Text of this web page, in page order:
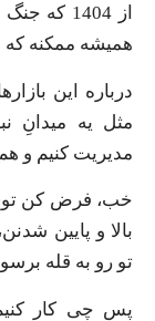
از 1404
همیشه ممکنه که
درباره این
مثل یه میدانِ
مدیریت کنیم و
خب، فرض کن توی
بالا و پایین
تو رو به قله
پس چی کار